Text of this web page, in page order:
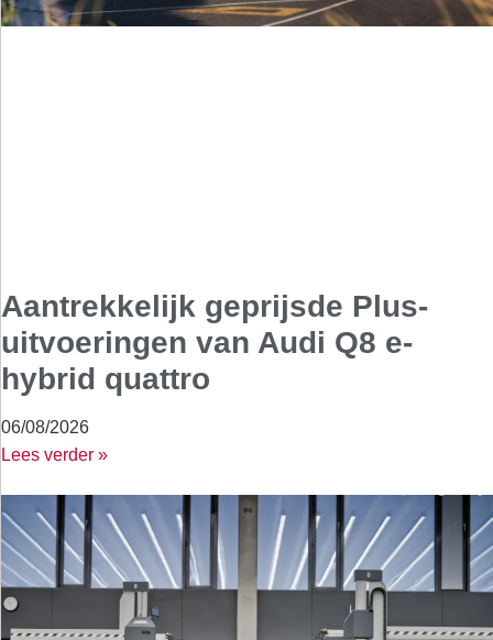
Aantrekkelijk geprijsde Plus-
uitvoeringen van Audi Q8 e-
hybrid quattro
06/08/2026
Lees verder »